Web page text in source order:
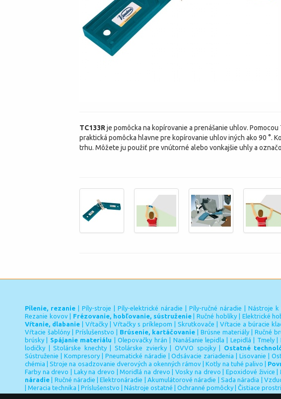
TC133R je pomôcka na kopírovanie a prenášanie uhlov.
praktická pomôcka hlavne pre kopírovanie uhlov iných ako 90 °.
trhu. Môžete ju použiť pre vnútorné alebo vonkajšie uhly a
Pílenie, rezanie| Píly-stroje Píly-elektrické náradie Píly-ručné náradie Nástroje k
Rezanie kovov| Frézovanie, hobľovanie, sústruženie|Ručné hoblíky Elektrické
Vŕtanie, dlabanie| Vŕtačky| Vŕtačky s príklepom Skrutkovače Vŕtacie a búracie
Vŕtacie šablóny| Príslušenstvo Brúsenie, kartáčovanie| Brúsne materiály| Ručné
brúsky
Spájanie materiálu |Olepovačky hrán Nanášanie lepidla Lepidlá Tmely|
lodičky |Stolárske knechty|Stolárske zvierky| OVVO spojky| Ostatné
Sústruženie
Kompresory| Pneumatické náradie |Odsávacie zariadenia |Lisovanie |
chémia |Stroje na osadzovanie dverových a okenných rámov |Kotly na tuhé palivo
Farby na drevo
Laky na drevo |Moridlá na drevo |Vosky na drevo Epoxidové živice
náradie
Ručné náradie |Elektronáradie |Akumulátorové náradie Sada náradia
Meracia technika Príslušenstvo Nástroje ostatné Ochranné pomôcky Čistiace